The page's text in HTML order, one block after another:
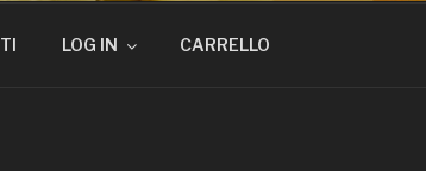
LOG IN CARRELLO